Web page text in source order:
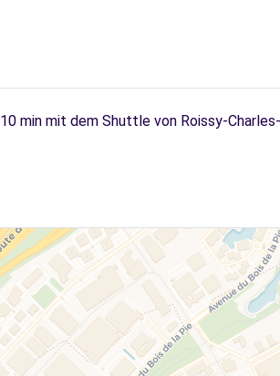
10 min mit dem Shuttle von Roissy-